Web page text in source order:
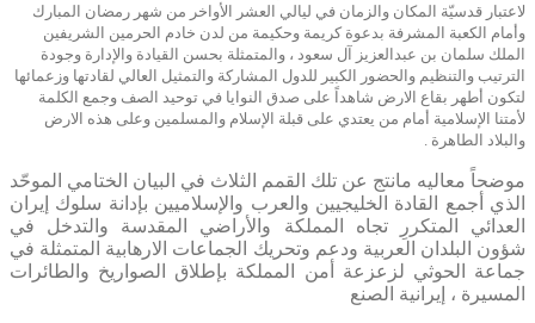
لاعتبار قدسيّة المكان والزمان في ليالي العشر الأواخر من شهر رمضان المبارك
وأمام الكعبة المشرفة بدعوة كريمة وحكيمة من لدن خادم الحرمين الشريفين
الملك سلمان بن عبدالعزيز آل سعود ، والمتمثلة بحسن القيادة والإدارة وجودة
الترتيب والتنظيم والحضور الكبير للدول المشاركة والتمثيل العالي لقادتها وزعمائها
لتكون أطهر بقاع الارض شاهداً على صدق النوايا في توحيد الصف وجمع الكلمة
لأمتنا الإسلامية أمام من يعتدي على قبلة الإسلام والمسلمين وعلى هذه الارض
والبلاد الطاهرة .
موضحاً معاليه مانتج عن تلك القمم الثلاث في البيان الختامي الموحّد
الذي أجمع القادة الخليجيين والعرب والإسلاميين بإدانة سلوك إيران
العدائي المتكررِ تجاه المملكة والأراضي المقدسة والتدخل في
شؤون البلدان العربية ودعم وتحريك الجماعات الارهابية المتمثلة في
جماعة الحوثي لزعزعة أمن المملكة بإطلاق الصواريخ والطائرات
المسيرة ، إيرانية الصنع